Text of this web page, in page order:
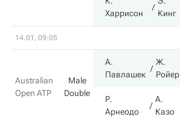
Харрисон
Кинг
14.01, 09:05
Australian
Open ATP
Male
Double
А.
Павлашек
Ж.
Ройер
Р.
Арнеодо
А.
Казо